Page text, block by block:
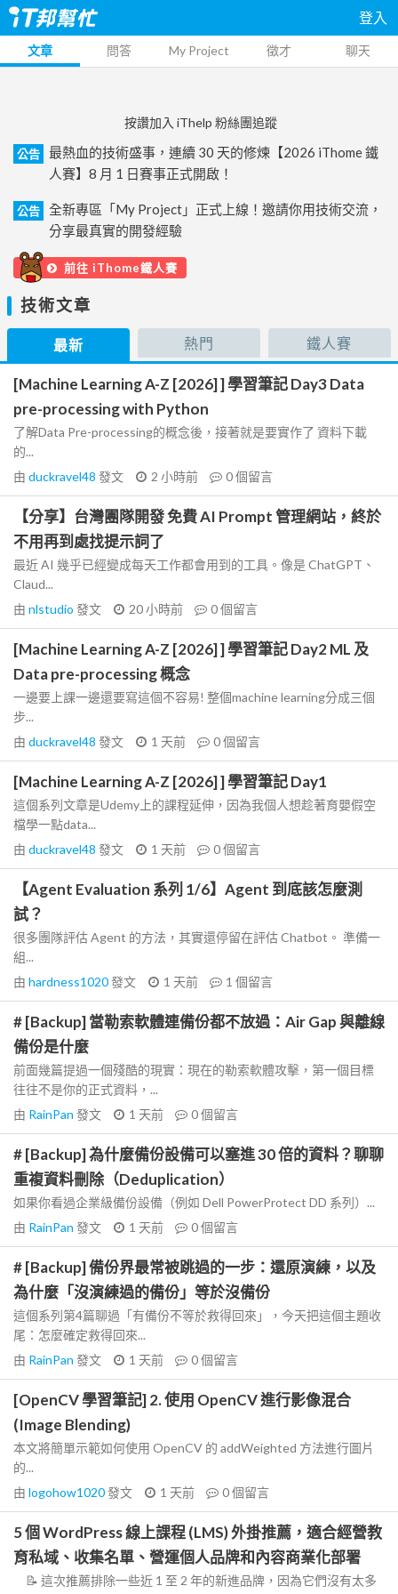
登入
文章 問答 My Project 徵才 聊天
按讚加入 iThelp 粉絲團追蹤
公告
最熱血的技術盛事，連續 30 天的修煉【2026 iThome 鐵
人賽】8 月 1 日賽事正式開啟！
公告
全新專區「My Project」正式上線！邀請你用技術交流，
分享最真實的開發經驗
前往 iThome鐵人賽
技術文章
最新 熱門 鐵人賽
[Machine Learning A-Z [2026] ] 學習筆記 Day3 Data
pre-processing with Python
了解Data Pre-processing的概念後，接著就是要實作了 資料下載
的...
由 duckravel48 發文 2 小時前 0個留言
【分享】台灣團隊開發 免費 AI Prompt 管理網站，終於
不用再到處找提示詞了
最近 AI 幾乎已經變成每天工作都會用到的工具。像是 ChatGPT、
Claud...
由 nlstudio 發文 20 小時前 0個留言
[Machine Learning A-Z [2026] ] 學習筆記 Day2 ML 及
Data pre-processing 概念
一邊要上課一邊還要寫這個不容易! 整個machine learning分成三個
步...
由 duckravel48 發文 1 天前 0個留言
[Machine Learning A-Z [2026] ] 學習筆記 Day1
這個系列文章是Udemy上的課程延伸，因為我個人想趁著育嬰假空
檔學一點data...
由 duckravel48 發文 1 天前 0個留言
【Agent Evaluation 系列 1/6】Agent 到底該怎麼測
試？
很多團隊評估 Agent 的方法，其實還停留在評估 Chatbot。 準備一
組...
由 hardness1020發文 1 天前 1 個留言
# [Backup] 當勒索軟體連備份都不放過：Air Gap 與離線
備份是什麼
前面幾篇提過一個殘酷的現實：現在的勒索軟體攻擊，第一個目標
往往不是你的正式資料，...
由 RainPan 發文 1 天前 0個留言
# [Backup] 為什麼備份設備可以塞進 30 倍的資料？聊聊
重複資料刪除（Deduplication）
如果你看過企業級備份設備（例如 Dell PowerProtect DD 系列）...
由 RainPan 發文 1 天前 0個留言
# [Backup] 備份界最常被跳過的一步：還原演練，以及
為什麼「沒演練過的備份」等於沒備份
這個系列第4篇聊過「有備份不等於救得回來」，今天把這個主題收
尾：怎麼確定救得回來...
由 RainPan 發文 1 天前 0個留言
[OpenCV 學習筆記] 2. 使用 OpenCV 進行影像混合
(Image Blending)
本文將簡單示範如何使用 OpenCV 的 addWeighted 方法進行圖片
的...
由 logohow1020發文 1 天前 0個留言
5 個 WordPress 線上課程 (LMS) 外掛推薦，適合經營教
育私域、收集名單、營運個人品牌和內容商業化部署
📝 這次推薦排除一些近 1 至 2 年的新進品牌，因為它們沒有太多